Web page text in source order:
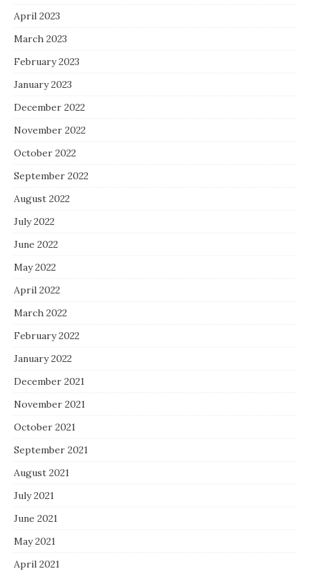
April 2023
March 2023
February 2023
January 2023
December 2022
November 2022
October 2022
September 2022
August 2022
July 2022
June 2022
May 2022
April 2022
March 2022
February 2022
January 2022
December 2021
November 2021
October 2021
September 2021
August 2021
July 2021
June 2021
May 2021
April 2021